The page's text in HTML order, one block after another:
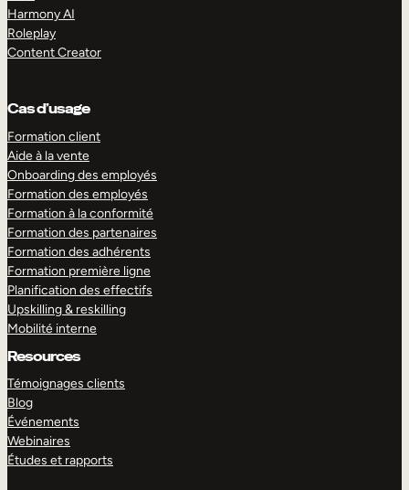
Harmony AI
Roleplay
Content Creator
Cas d’usage
Formation client
Aide à la vente
Onboarding des employés
Formation des employés
Formation à la conformité
Formation des partenaires
Formation des adhérents
Formation première ligne
Planification des effectifs
Upskilling & reskilling
Mobilité interne
Resources
Témoignages clients
Blog
Événements
Webinaires
Études et rapports